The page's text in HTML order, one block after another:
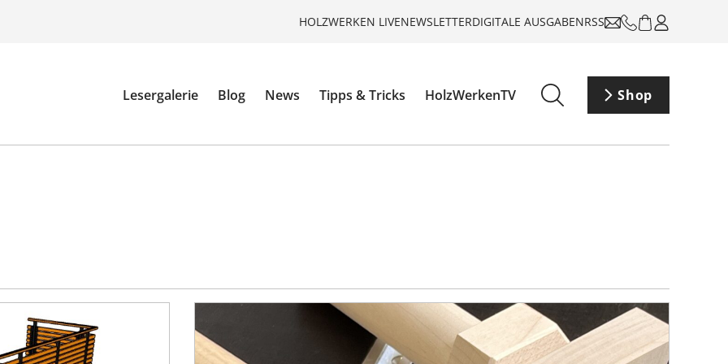
HOLZWERKEN LIVENEWSLETTERDIGITALE AUSGABENRSS
Lesergalerie Blog News Tipps & Tricks HolzWerkenTV Shop